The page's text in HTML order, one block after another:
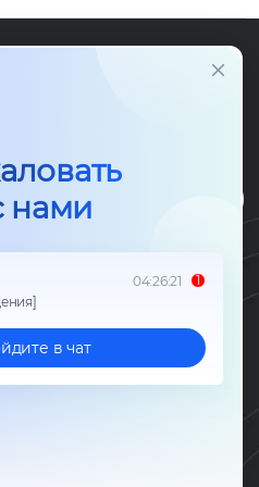
К ОБС
СО
меняющиеся
ресурсы, чтобы
работая над
и предлагая